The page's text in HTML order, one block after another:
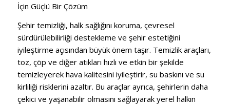
İçin Güçlü Bir Çözüm
Şehir temizliği, halk sağlığını koruma, çevresel
sürdürülebilirliği destekleme ve şehir estetiğini
iyileştirme açısından büyük önem taşır. Temizlik araçları,
toz, çöp ve diğer atıkları hızlı ve etkin bir şekilde
temizleyerek hava kalitesini iyileştirir, su baskını ve su
kirliliği risklerini azaltır. Bu araçlar ayrıca, şehirlerin daha
çekici ve yaşanabilir olmasını sağlayarak yerel halkın